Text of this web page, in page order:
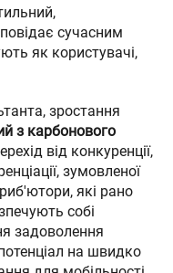
сучасним
як користувачі,
зростання
з карбонового
від конкуренції,
зумовленої
які рано
собі
задоволення
на швидко